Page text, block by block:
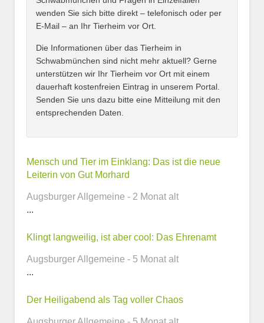
Kontaktmöglichkeiten
E-Mail-Adresse
Webseite
wenden Sie sich bitte direkt – telefonisch oder per
E-Mail – an Ihr Tierheim vor Ort.
Die Informationen über das Tierheim in
Schwabmünchen sind nicht mehr aktuell? Gerne
unterstützen wir Ihr Tierheim vor Ort mit einem
dauerhaft kostenfreien Eintrag in unserem Portal.
Senden Sie uns dazu bitte eine Mitteilung mit den
entsprechenden Daten.
Mensch und Tier im Einklang: Das ist die neue
Leiterin von Gut Morhard
Augsburger Allgemeine - 2 Monat alt
...
Klingt langweilig, ist aber cool: Das Ehrenamt
Augsburger Allgemeine - 5 Monat alt
...
Der Heiligabend als Tag voller Chaos